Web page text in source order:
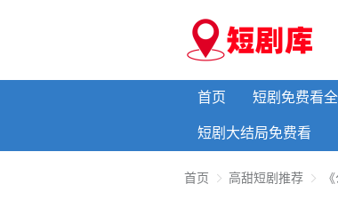
首页 短剧免费看
短剧大结局免费看
首页 高甜短剧推荐